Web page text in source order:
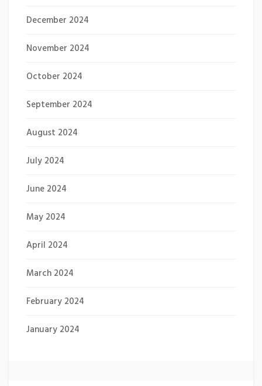
December 2024
November 2024
October 2024
September 2024
August 2024
July 2024
June 2024
May 2024
April 2024
March 2024
February 2024
January 2024